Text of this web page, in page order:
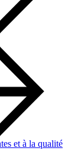
et à la qualité